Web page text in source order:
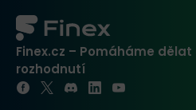
Finex.cz – Pomáháme
rozhodnutí